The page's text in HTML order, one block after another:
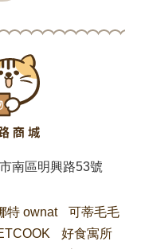
南區明興路53號
特 ownat
可蒂毛毛
好食寓所